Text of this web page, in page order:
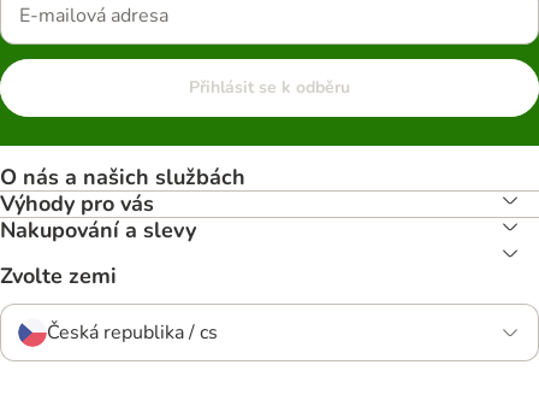
Přihlásit se k odběru
O nás a našich službách
Výhody pro vás
Nakupování a slevy
Zvolte zemi
Česká republika / cs